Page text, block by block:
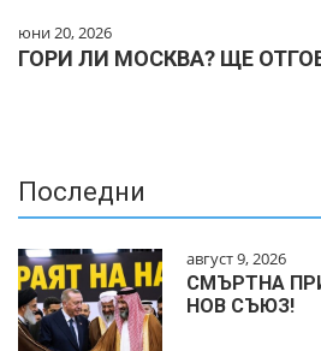
юни 20, 2026
ГОРИ ЛИ МОСКВА? ЩЕ
Последни
август 9, 2026
СМЪРТНА
НОВ СЪЮЗ!